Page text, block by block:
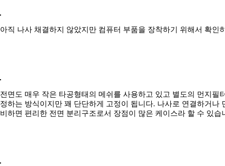
아직 나사 채결하지 않았지만 컴퓨터 부품을 장착하기 위해서 확인
전면도 매우 작은 타공형태의 메쉬를 사용하고 있고 별도의 먼지필
정하는 방식이지만 꽤 단단하게 고정이 됩니다. 나사로 연결하거나
비하면 편리한 전면 분리구조로서 장점이 많은 케이스라 할 수 있습